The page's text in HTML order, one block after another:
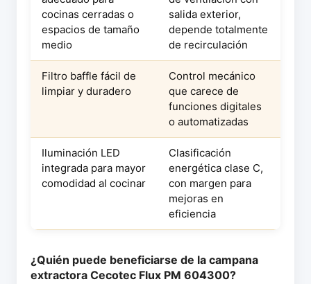
cocinas cerradas o
espacios de tamaño
medio
salida exterior,
depende totalmente
de recirculación
Filtro baffle fácil de
limpiar y duradero
Control mecánico
que carece de
funciones digitales
o automatizadas
Iluminación LED
integrada para mayor
comodidad al cocinar
Clasificación
energética clase C,
con margen para
mejoras en
eficiencia
¿Quién puede beneficiarse de la campana
extractora Cecotec Flux PM 604300?